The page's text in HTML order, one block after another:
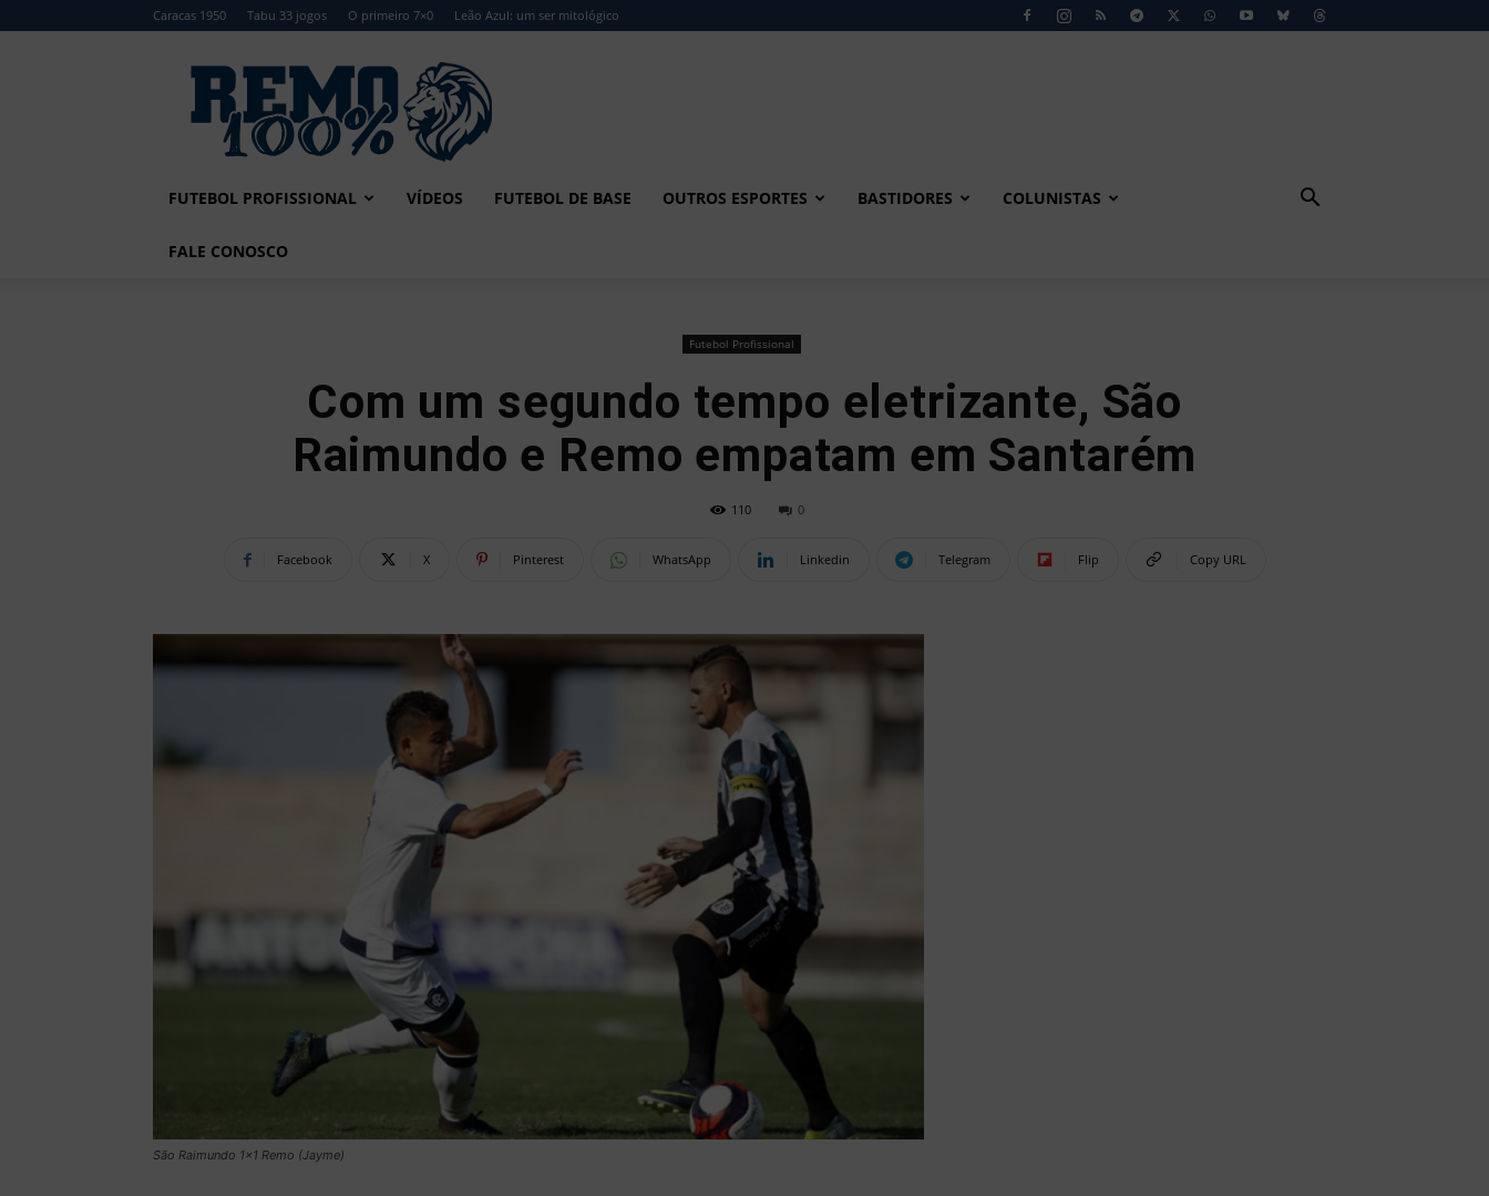
Caracas 1950 Tabu 33 jogos O primeiro 7×0 Leão Azul: um ser mitológico
Remo
FUTEBOL PROFISSIONAL VÍDEOS FUTEBOL DE BASE OUTROS ESPORTES BASTIDORES COLUNISTAS
FALE CONOSCO
Futebol Profissional
Com um segundo tempo eletrizante, São
Raimundo e Remo empatam em Santarém
110 0
Facebook X Pinterest WhatsApp Linkedin Telegram Flip Copy URL
São Raimundo 1x1 Remo (Jayme)